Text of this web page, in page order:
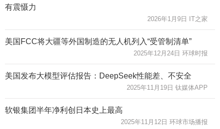
有震慑力
2026年1月9日 IT之家
美国FCC将大疆等外国制造的无人机列入“受管制清单”
2025年12月24日 环球时报
美国发布大模型评估报告：DeepSeek性能差、不安全
2025年11月19日 钛媒体APP
软银集团半年净利创日本史上最高
2025年11月12日 环球市场播报